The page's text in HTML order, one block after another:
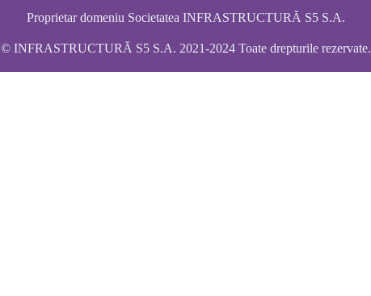
Proprietar domeniu Societatea INFRASTRUCTURĂ S5 S.A.
© INFRASTRUCTURĂ S5 S.A. 2021-2024 Toate drepturile rezervate.